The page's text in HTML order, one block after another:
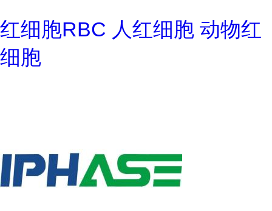
红细胞RBC 人红细胞 动物红
细胞